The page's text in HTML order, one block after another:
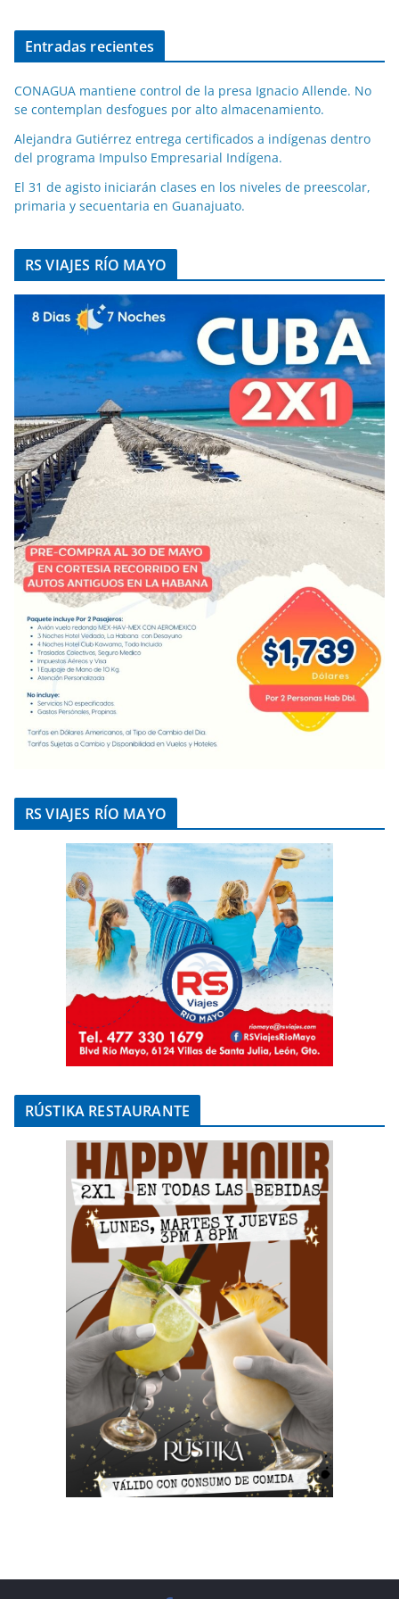
Entradas recientes
CONAGUA mantiene control de la presa Ignacio Allende. No
se contemplan desfogues por alto almacenamiento.
Alejandra Gutiérrez entrega certificados a indígenas dentro
del programa Impulso Empresarial Indígena.
El 31 de agisto iniciarán clases en los niveles de preescolar,
primaria y secuentaria en Guanajuato.
RS VIAJES RÍO MAYO
RS VIAJES RÍO MAYO
RÚSTIKA RESTAURANTE